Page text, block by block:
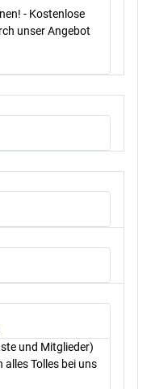
- Kostenlose
unser Angebot
und Mitglieder)
Tolles bei uns